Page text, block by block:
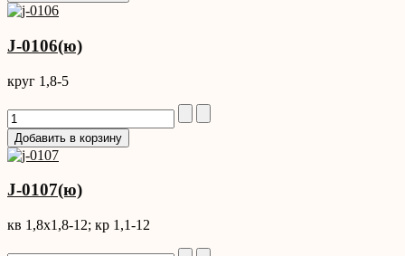
J-0106(ю)
круг 1,8-5
J-0107(ю)
кв 1,8x1,8-12; кр 1,1-12